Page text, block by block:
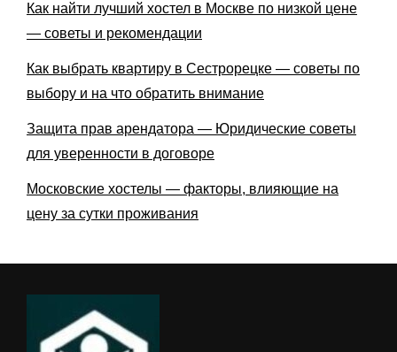
Как найти лучший хостел в Москве по низкой цене
— советы и рекомендации
Как выбрать квартиру в Сестрорецке — советы по
выбору и на что обратить внимание
Защита прав арендатора — Юридические советы
для уверенности в договоре
Московские хостелы — факторы, влияющие на
цену за сутки проживания